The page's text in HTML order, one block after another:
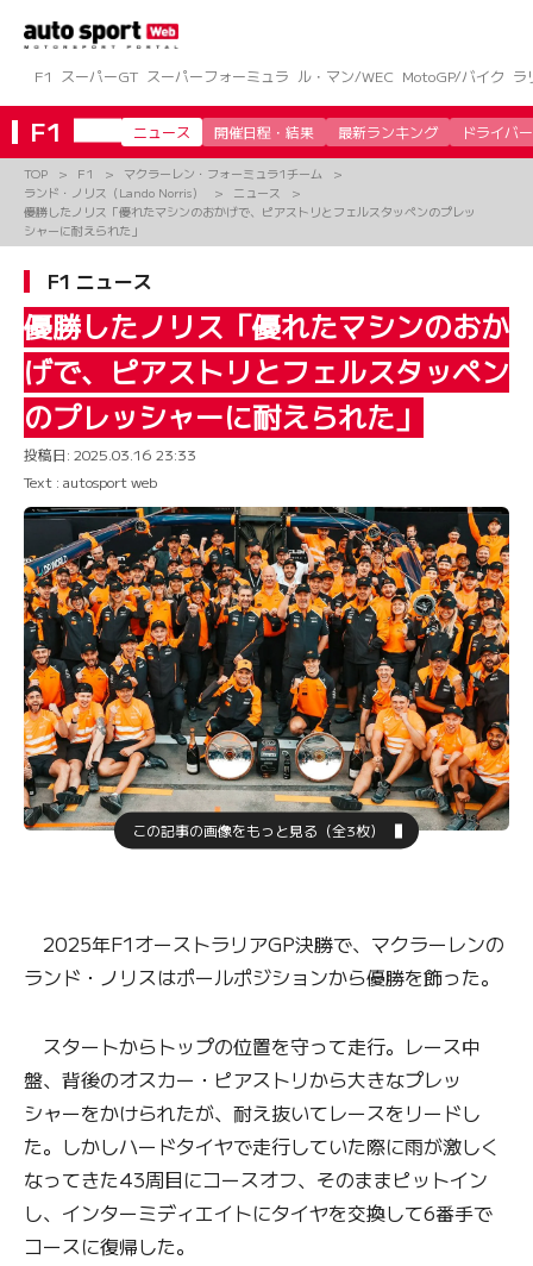
ツ
へ
ス
キ
F1 スーパーGT スーパーフォーミュラ ル・マン/WEC MotoGP/バイク ラ
F1 ニュース 開催日程・結果 最新ランキング ドライバー
TOP F1
マクラーレン・フォーミュラ1チーム
ランド・ノリス（Lando Norris）
ニュース
優勝したノリス「優れたマシンのおかげで、ピアストリとフェルスタッペンのプレッ
シャーに耐えられた」
F1 ニュース
優勝したノリス「優れたマシンのおか
げで、ピアストリとフェルスタッペン
のプレッシャーに耐えられた」
投稿日: 2025.03.16 23:33
Text : autosport web
この記事の画像をもっと見る（全3枚）
2025年F1オーストラリアGP決勝で、マクラーレンの
ランド・ノリスはポールポジションから優勝を飾った。
スタートからトップの位置を守って走行。レース中
盤、背後のオスカー・ピアストリから大きなプレッ
シャーをかけられたが、耐え抜いてレースをリードし
た。しかしハードタイヤで走行していた際に雨が激しく
なってきた43周目にコースオフ、そのままピットイン
し、インターミディエイトにタイヤを交換して6番手で
コースに復帰した。